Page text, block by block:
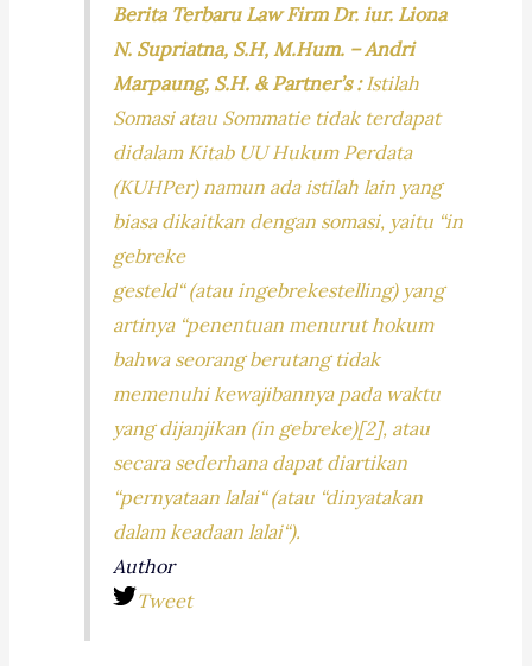
Berita Terbaru Law Firm Dr. iur. Liona
N. Supriatna, S.H, M.Hum. – Andri
Marpaung, S.H. & Partner’s :Istilah
Somasi atau Sommatie tidak terdapat
didalam Kitab UU Hukum Perdata
(KUHPer) namun ada istilah lain yang
biasa dikaitkan dengan somasi, yaitu “in
gebreke
gesteld“(atau ingebrekestelling) yang
artinya “penentuan menurut hokum
bahwa seorang berutang tidak
memenuhi kewajibannya pada waktu
yang dijanjikan (in gebreke)[2], atau
secara sederhana dapat diartikan
“pernyataan lalai“ (atau “dinyatakan
dalam keadaan lalai“).
Author
Tweet